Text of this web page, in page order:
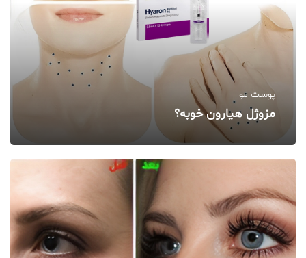
پوست مو
مزوژل هیارون خوبه؟